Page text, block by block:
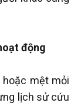
động
hoặc mệt mỏi
lịch sử cứu